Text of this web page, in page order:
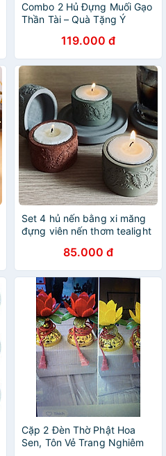
Combo 2 Hủ Đựng Muối Gạo
Thần Tài – Quà Tặng Ý
119.000 đ
Set 4 hủ nến bằng xi măng
đựng viên nến thơm tealight
DIY, cốc để nến cúng phật ,
bàn thờ trang trí nhiều màu
85.000 đ
Cặp 2 Đèn Thờ Phật Hoa
Sen, Tôn Vẻ Trang Nghiêm